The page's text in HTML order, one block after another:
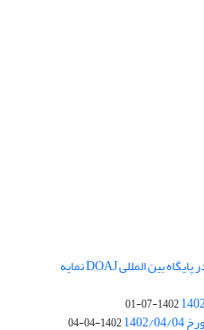
مجله فیزیک زمین و فضا در پایگاه بین المللی DOAJ نمایه
1402-07-01
1402-04-04